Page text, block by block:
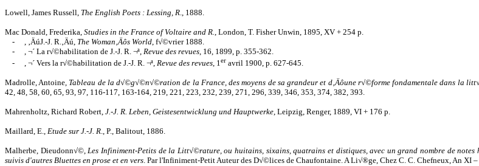
Lowell, James Russell, The English Poets : Lessing, R ., 1888.
Mac Donald, Frederika, Studies in the France of Voltaire and R. , London, T. Fisher Unwin, 1895, XV + 254 p.
-
, ‚ÄúJ.-J. R.‚Äú, The Woman‚Äôs World , f√©vrier 1888.
-
, ¬´ La r√©habilitation de J.-J. R. ¬ª, Revue des revues , 16, 1899, p. 355-362.
-
, ¬´ Vers la r√©habilitation de J.-J. R. ¬ª, Revue des revues, 1er avril 1900, p. 627-645.
Madrolle, Antoine, Tableau de la d√©g√©n√©ration de la France, des moyens de sa grandeur et d‚Äôune r√©forme fondamentale dans la
42, 48, 58, 60, 65, 93, 97, 116-117, 163-164, 219, 221, 223, 232, 239, 271, 296, 339, 346, 353, 374, 382, 393.
Mahrenholtz, Richard Robert, J.-J. R. Leben, Geistesentwicklung und Hauptwerke, Leipzig, Renger, 1889, VI + 176 p.
Maillard, E., Etude sur J.-J. R., P., Balitout, 1886.
Malherbe, Dieudonn√©,Les Infiniment-Petits de la Litt√©rature, ou huitains, sixains, quatrains et distiques, avec un grand nombre de
suivis d'autres Bluettes en prose et en vers. Par l'Infiniment-Petit Auteur des D√©lices de Chaufontaine.A Li√®ge, Chez C. C. Chefneux, An XI –